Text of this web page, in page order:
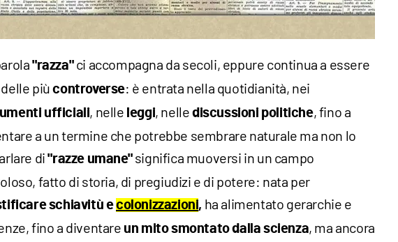
"razza"ci accompagna da secoli, eppure continua a essere
delle piùcontroverse: è entrata nella quotidianità, nei
ufficiali, nelle leggi, nellediscussioni politiche, fino a
a un termine che potrebbe sembrare naturale ma non lo
di"razze umane"significa muoversi in un campo
fatto di storia, di pregiudizi e di potere: nata per
schiavitù ecolonizzazioni, ha alimentato gerarchie e
fino a diventare un mito smontato dalla scienza, ma ancora